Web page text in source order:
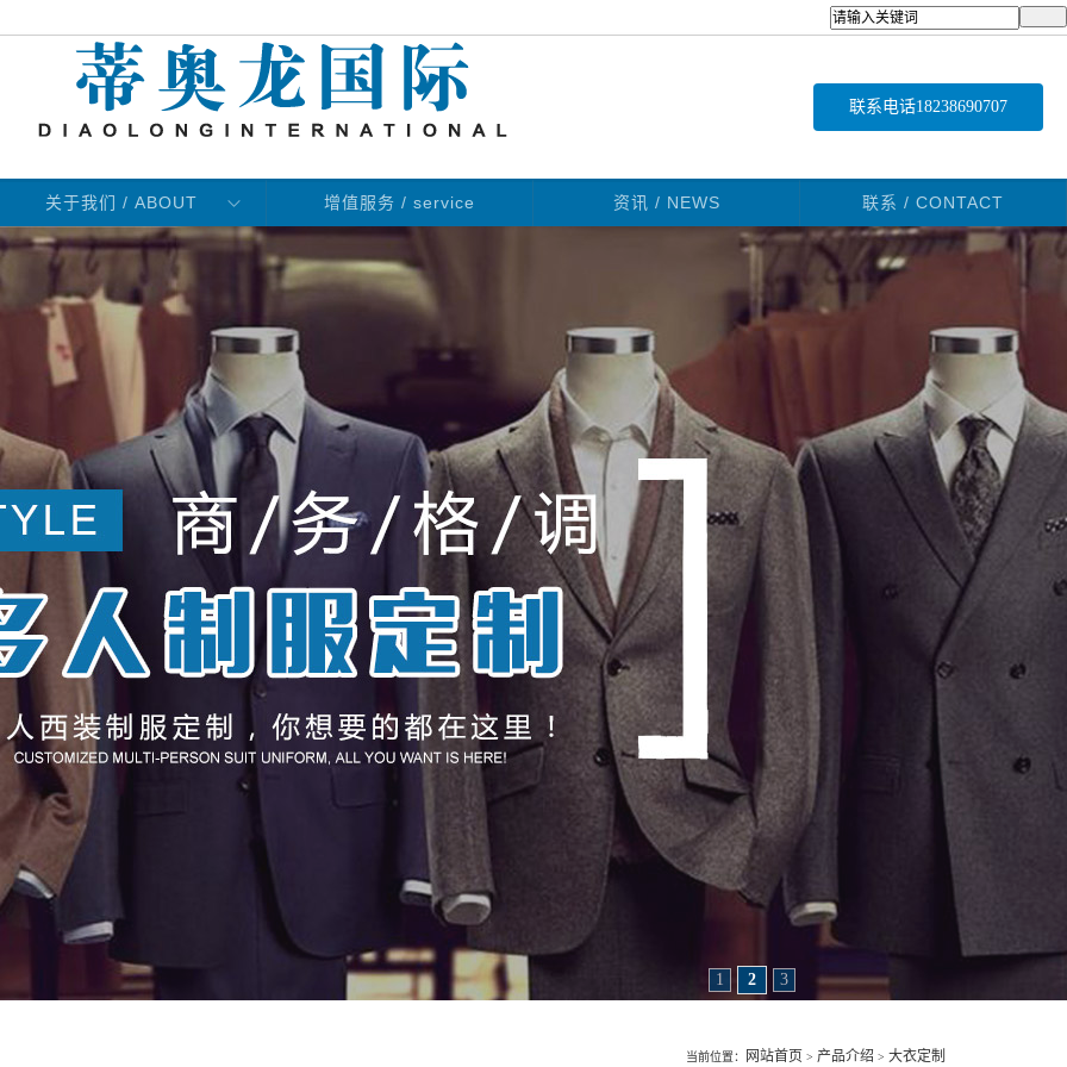
联系电话18238690707
关于我们 / ABOUT 增值服务 / service 资讯 / NEWS 联系 / CONTACT
1 2 3
当前位置： 网站首页 > 产品介绍 > 大衣定制